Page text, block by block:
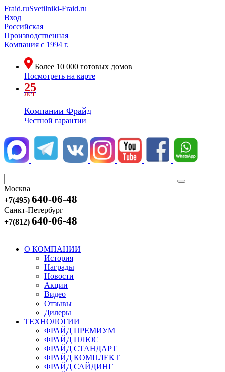
Fraid.ruSvetilniki-Fraid.ru
Вход
Российская
Производственная
Компания с 1994 г.
Более 10 000 готовых домов
Посмотреть на карте
25
лет
Компании Фрайд
Честной гарантии
Москва
+7(495) 640-06-48
Санкт-Петербург
+7(812) 640-06-48
О КОМПАНИИ
История
Награды
Новости
Акции
Видео
Отзывы
Дилеры
ТЕХНОЛОГИИ
ФРАЙД ПРЕМИУМ
ФРАЙД ПЛЮС
ФРАЙД СТАНДАРТ
ФРАЙД КОМПЛЕКТ
ФРАЙД САЙДИНГ